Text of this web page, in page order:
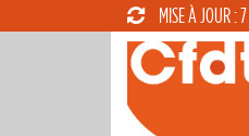
MISE À JOUR :